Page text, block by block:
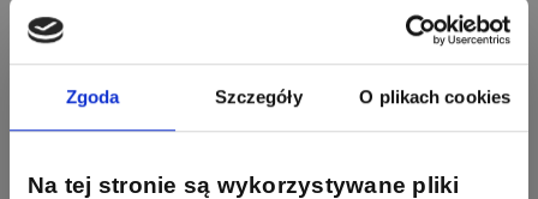
Zgoda Szczegóły O plikach cookies
Na tej stronie są wykorzystywane pliki
162
Odpowiedzi
419
Ocen
F&F
Odpowiedzi Ocen